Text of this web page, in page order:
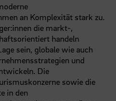
an Komplexität stark zu.
die markt-,
handeln
sein, globale wie auch
und
Die
sowie die
in den